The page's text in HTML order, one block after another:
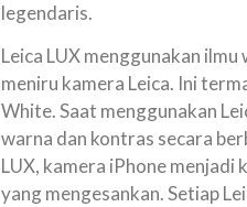
legendaris.
Leica LUX menggunakan
meniru kamera Leica. Ini
White. Saat menggunakan
warna dan kontras secara
LUX, kamera iPhone
yang mengesankan. Setiap